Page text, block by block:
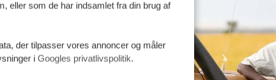
eller som de har indsamlet fra din brug af
der tilpasser vores annoncer og måler
i Googles privatlivspolitik.